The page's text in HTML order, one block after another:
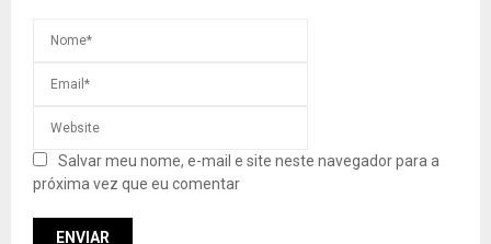
Salvar meu nome, e-mail e site neste navegador para a
próxima vez que eu comentar